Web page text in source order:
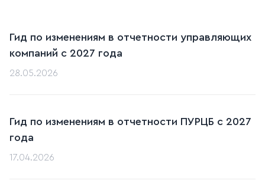
Гид по изменениям в отчетности управляющих
компаний с 2027 года
28.05.2026
Гид по изменениям в отчетности ПУРЦБ с 2027
года
17.04.2026